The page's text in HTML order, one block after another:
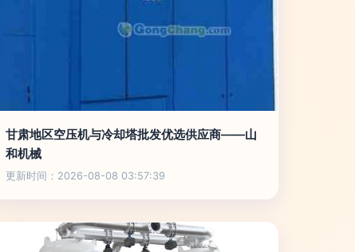
甘肃地区空压机与冷却塔批发优选供应商——山
和机械
更新时间：2026-08-08 03:57:39